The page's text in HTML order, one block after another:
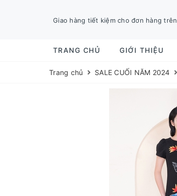
Giao hàng tiết kiệm cho đơn hàng trên
TRANG CHỦ GIỚI THIỆU
Trang chủ SALE CUỐI NĂM 2024